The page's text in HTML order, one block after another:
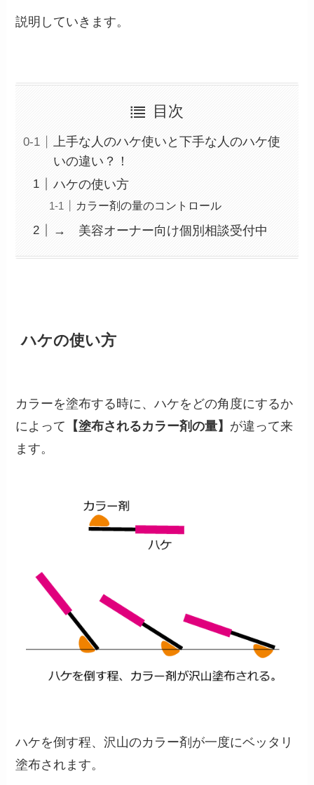
説明していきます。
目次
上手な人のハケ使いと下手な人のハケ使
いの違い？！
ハケの使い方
カラー剤の量のコントロール
→ 美容オーナー向け個別相談受付中
ハケの使い方
カラーを塗布する時に、ハケをどの角度にするか
によって
【塗布されるカラー剤の量】 が違って来
ます。
ハケを倒す程、沢山のカラー剤が一度にベッタリ
塗布されます。